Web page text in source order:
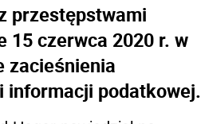
przestępstwami
15 czerwca 2020 r. w
zacieśnienia
informacji podatkowej.